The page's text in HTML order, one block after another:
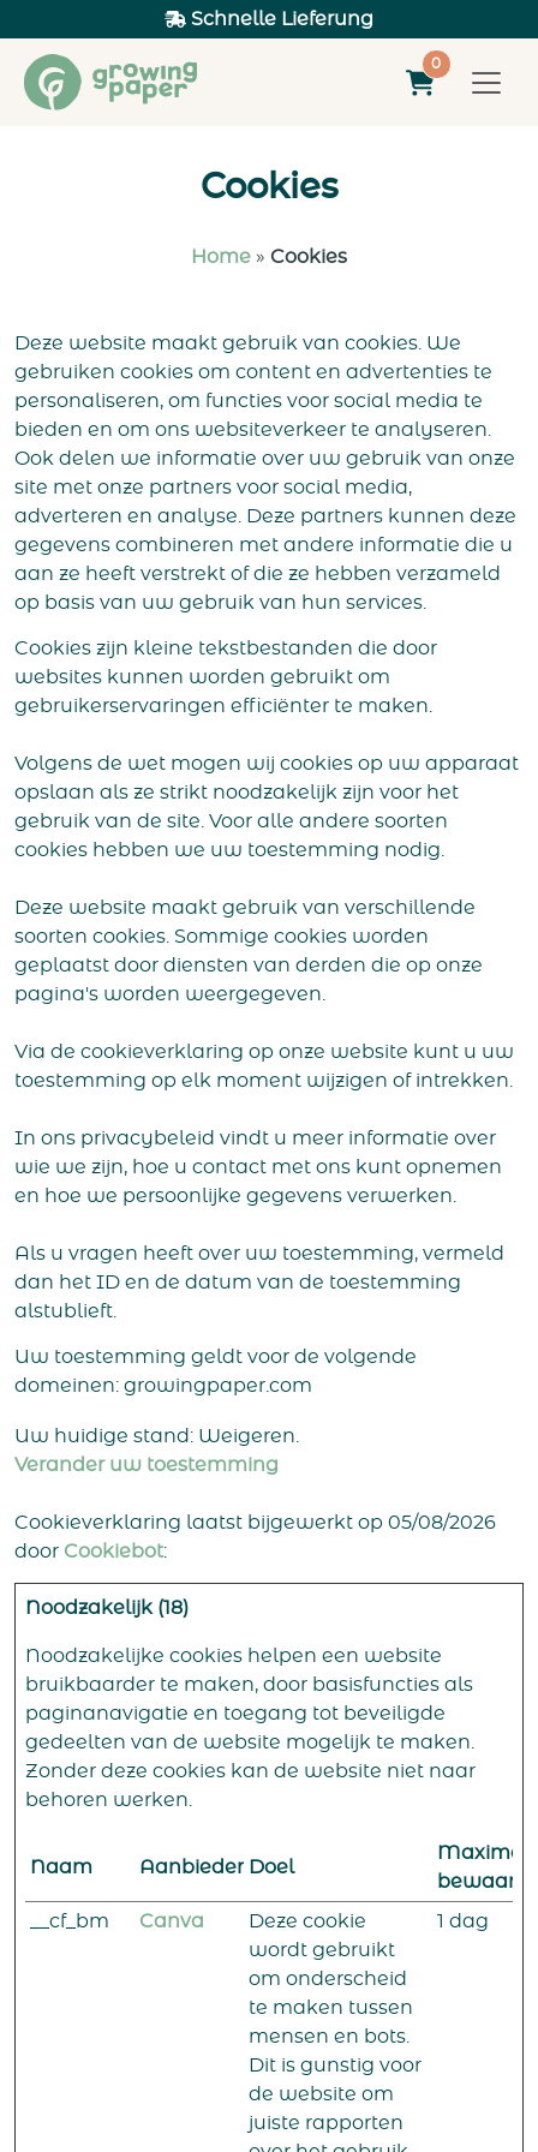
Schnelle Lieferung
0
Cookies
Home » Cookies
Deze website maakt gebruik van cookies. We
gebruiken cookies om content en advertenties te
personaliseren, om functies voor social media te
bieden en om ons websiteverkeer te analyseren.
Ook delen we informatie over uw gebruik van onze
site met onze partners voor social media,
adverteren en analyse. Deze partners kunnen deze
gegevens combineren met andere informatie die u
aan ze heeft verstrekt of die ze hebben verzameld
op basis van uw gebruik van hun services.
Cookies zijn kleine tekstbestanden die door
websites kunnen worden gebruikt om
gebruikerservaringen efficiënter te maken.
Volgens de wet mogen wij cookies op uw apparaat
opslaan als ze strikt noodzakelijk zijn voor het
gebruik van de site. Voor alle andere soorten
cookies hebben we uw toestemming nodig.
Deze website maakt gebruik van verschillende
soorten cookies. Sommige cookies worden
geplaatst door diensten van derden die op onze
pagina's worden weergegeven.
Via de cookieverklaring op onze website kunt u uw
toestemming op elk moment wijzigen of intrekken.
In ons privacybeleid vindt u meer informatie over
wie we zijn, hoe u contact met ons kunt opnemen
en hoe we persoonlijke gegevens verwerken.
Als u vragen heeft over uw toestemming, vermeld
dan het ID en de datum van de toestemming
alstublieft.
Uw toestemming geldt voor de volgende
domeinen: growingpaper.com
Uw huidige stand: Weigeren.
Verander uw toestemming
Cookieverklaring laatst bijgewerkt op 05/08/2026
door Cookiebot:
Noodzakelijk (18)
Noodzakelijke cookies helpen een website
bruikbaarder te maken, door basisfuncties als
paginanavigatie en toegang tot beveiligde
gedeelten van de website mogelijk te maken.
Zonder deze cookies kan de website niet naar
behoren werken.
Naam Aanbieder Doel
__cf_bm Canva
Deze cookie
wordt gebruikt
om onderscheid
te maken tussen
mensen en bots.
Dit is gunstig voor
de website om
juiste rapporten
1 dag